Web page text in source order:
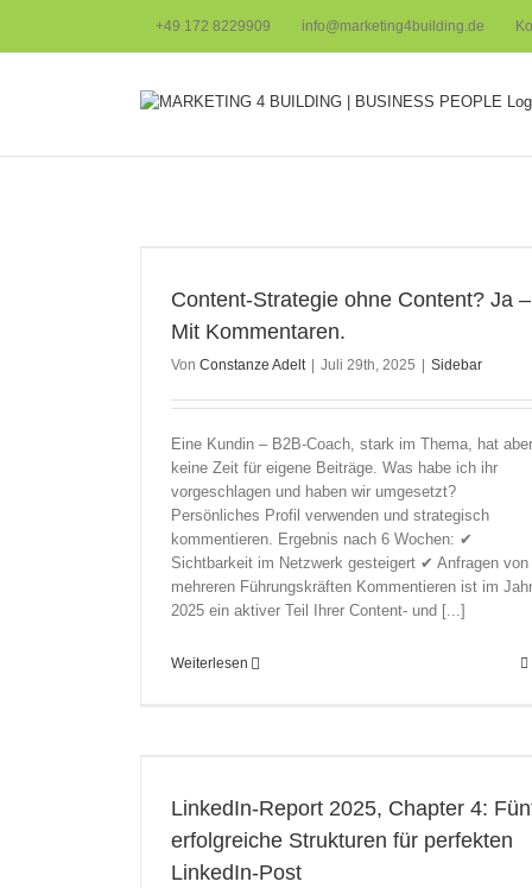
springen
+49 172 8229909 info@marketing4building.de
Content-Strategie ohne Content? Ja –
Mit Kommentaren.
Von Constanze Adelt Juli 29th, 2025 Sidebar
Eine Kundin – B2B-Coach, stark im Thema, hat aber
keine Zeit für eigene Beiträge. Was habe ich ihr
vorgeschlagen und haben wir umgesetzt?
Persönliches Profil verwenden und strategisch
kommentieren. Ergebnis nach 6 Wochen: ✔
Sichtbarkeit im Netzwerk gesteigert ✔ Anfragen von
mehreren Führungskräften Kommentieren ist im Jahr
2025 ein aktiver Teil Ihrer Content- und [...]
Weiterlesen
LinkedIn-Report 2025, Chapter 4:
erfolgreiche Strukturen für perfekten
LinkedIn-Post